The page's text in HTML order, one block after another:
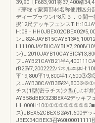
39,90〔F683,901将37,400靖
ド茅堰ィ蒙剪部材名称使用区
ディーブラウンP8尺３．０間
択12尺デッキフェンス
H:08・
ン
ン
フJAYB21CAYB21半
rB23¥7,2002222パネル本体
平19,800平19,800半
ス
チス)1型(密ラチス)ク型(ぃtギ井)
AYB58dBEX323BEX42デッキフ
ス)JBEX52CBEXS2¥61.600デ
JBEX34CBEX3召